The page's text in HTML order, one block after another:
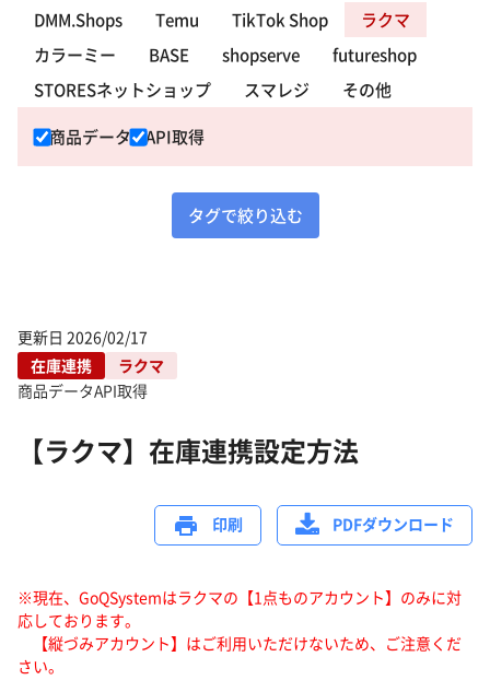
DMM.Shops
Temu TikTok Shop
ラクマ
カラーミー
BASE shopserve
futureshop
STORESネットショップ
スマレジ
その他
商品データ API取得
タグで絞り込む
更新日 2026/02/17
在庫連携
ラクマ
商品データAPI取得
【ラクマ】在庫連携設定方法
印刷 PDFダウンロード
※現在、GoQSystemはラクマの【1点ものアカウント】のみに対
応しております。
【縦づみアカウント】はご利用いただけないため、ご注意くだ
さい。